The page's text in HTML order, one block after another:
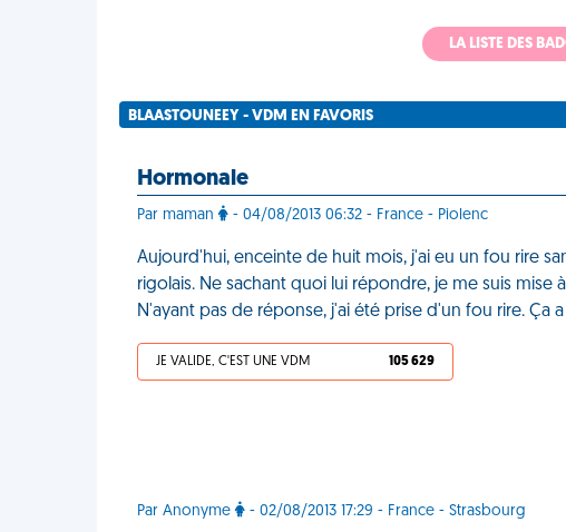
LA LISTE DES
BLAASTOUNEEY - VDM EN FAVORIS
Hormonale
Par maman - 04/08/2013 06:32 - France - Piolenc
Aujourd'hui, enceinte de huit mois, j'ai eu un fou rire
rigolais. Ne sachant quoi lui répondre, je me suis
N'ayant pas de réponse, j'ai été prise d'un fou rire. Ça
JE VALIDE, C'EST UNE VDM 105 629
Par Anonyme - 02/08/2013 17:29 - France - Strasbourg